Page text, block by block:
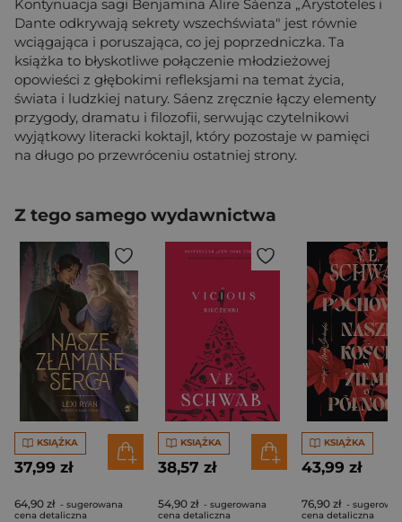
Kontynuacja sagi Benjamina Alire Sáenza „Arystoteles i
Dante odkrywają sekrety wszechświata" jest równie
wciągająca i poruszająca, co jej poprzedniczka. Ta
książka to błyskotliwe połączenie młodzieżowej
opowieści z głębokimi refleksjami na temat życia,
świata i ludzkiej natury. Sáenz zręcznie łączy elementy
przygody, dramatu i filozofii, serwując czytelnikowi
wyjątkowy literacki koktajl, który pozostaje w pamięci
na długo po przewróceniu ostatniej strony.
Z tego samego wydawnictwa
KSIĄŻKA
37,99 zł
64,90 zł - sugerowana
cena detaliczna
KSIĄŻKA
38,57 zł
54,90 zł - sugerowana
cena detaliczna
KSIĄŻKA
43,99 zł
76,90 zł -
cena detaliczna